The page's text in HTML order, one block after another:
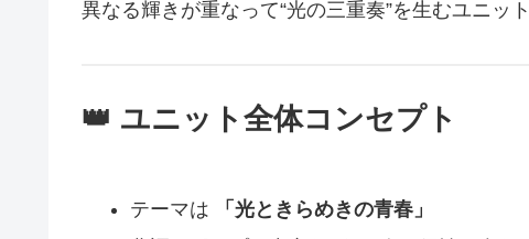
異なる輝きが重なって“光の三重奏”を生むユニット
👑 ユニット全体コンセプト
テーマは
「光ときらめきの青春」